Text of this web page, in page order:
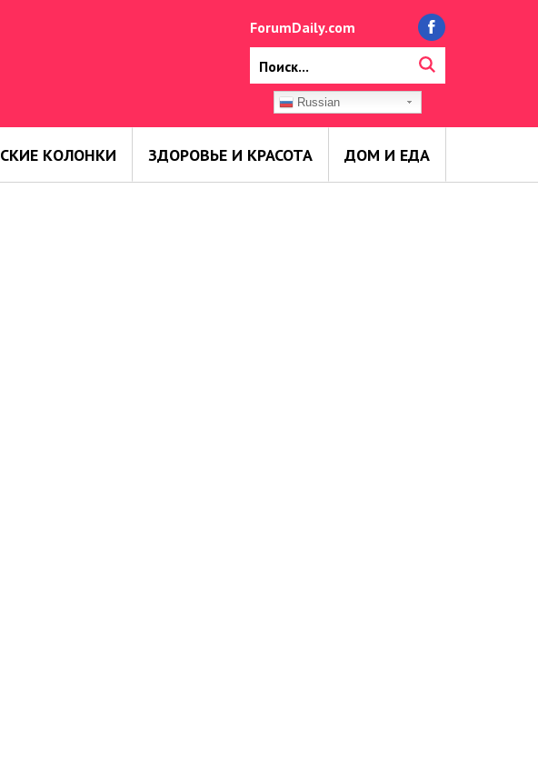
ForumDaily.com
Russian
КОЛОНКИ ЗДОРОВЬЕ И КРАСОТА ДОМ И ЕДА